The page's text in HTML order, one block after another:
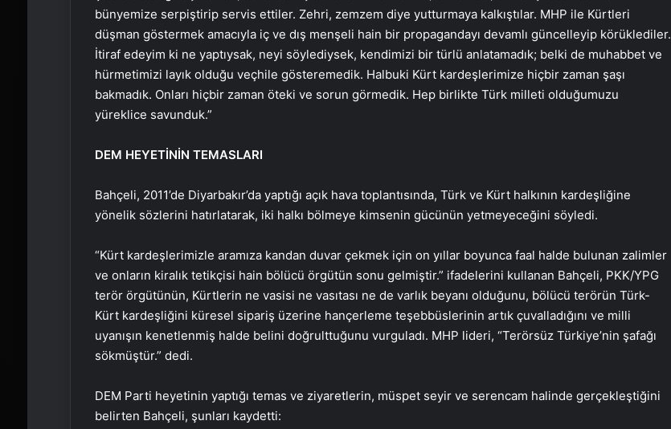
bünyemize serpiştirip servis ettiler. Zehri, zemzem diye yutturmaya kalkıştılar. MHP ile Kürtleri
düşman göstermek amacıyla iç ve dış menşeli hain bir propagandayı devamlı güncelleyip körüklediler.
İtiraf edeyim ki ne yaptıysak, neyi söylediysek, kendimizi bir türlü anlatamadık; belki de muhabbet ve
hürmetimizi layık olduğu veçhile gösteremedik. Halbuki Kürt kardeşlerimize hiçbir zaman şaşı
bakmadık. Onları hiçbir zaman öteki ve sorun görmedik. Hep birlikte Türk milleti olduğumuzu
yüreklice savunduk.”
DEM HEYETİNİN TEMASLARI
Bahçeli, 2011’de Diyarbakır’da yaptığı açık hava toplantısında, Türk ve Kürt halkının kardeşliğine
yönelik sözlerini hatırlatarak, iki halkı bölmeye kimsenin gücünün yetmeyeceğini söyledi.
“Kürt kardeşlerimizle aramıza kandan duvar çekmek için on yıllar boyunca faal halde bulunan zalimler
ve onların kiralık tetikçisi hain bölücü örgütün sonu gelmiştir.” ifadelerini kullanan Bahçeli, PKK/YPG
terör örgütünün, Kürtlerin ne vasisi ne vasıtası ne de varlık beyanı olduğunu, bölücü terörün Türk-
Kürt kardeşliğini küresel sipariş üzerine hançerleme teşebbüslerinin artık çuvalladığını ve milli
uyanışın kenetlenmiş halde belini doğrulttuğunu vurguladı. MHP lideri, “Terörsüz Türkiye’nin şafağı
sökmüştür.” dedi.
DEM Parti heyetinin yaptığı temas ve ziyaretlerin, müspet seyir ve serencam halinde gerçekleştiğini
belirten Bahçeli, şunları kaydetti: